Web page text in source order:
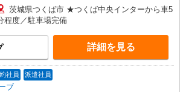
務の場合＋残業代（1300円×1.25×30hの場合＝
円）、交通費別途支給 ※交通費実費支給／
社規定あり。
茨城県つくば市 ★つくば中央インターから車5
程度／駐車場完備
詳細を見る
社員 派遣社員
ブ